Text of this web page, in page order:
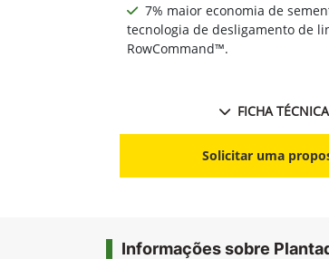
7% maior economia de
tecnologia de desligamento de
RowCommand™.
FICHA TÉCNICA
Solicitar uma
Informações sobre